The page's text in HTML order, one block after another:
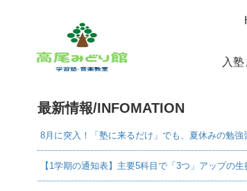
入
最新情報/INFOMATION
8月に突入！「塾に来るだけ」でも、夏休みの勉強
【1学期の通知表】主要5科目で「3つ」アップの